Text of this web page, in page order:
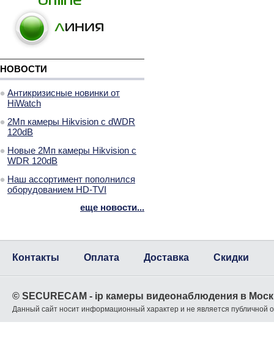
НОВОСТИ
Антикризисные новинки от
HiWatch
2Мп камеры Hikvision с dWDR
120dB
Новые 2Мп камеры Hikvision с
WDR 120dB
Наш ассортимент пополнился
оборудованием HD-TVI
еще новости...
Контакты Оплата Доставка Скидки
© SECURECAM - ip камеры видеонаблюдения в
Данный сайт носит информационный характер и не является публичной